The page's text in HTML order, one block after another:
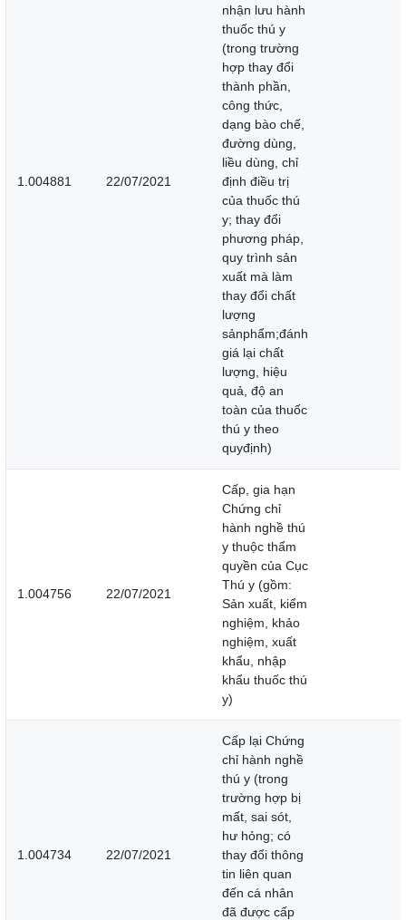
1.004881 22/07/2021
nhận lưu hành
thuốc thú y
(trong trường
hợp thay đổi
thành phần,
công thức,
dạng bào chế,
đường dùng,
liều dùng, chỉ
định điều trị
của thuốc thú
y; thay đổi
phương pháp,
quy trình sản
xuất mà làm
thay đổi chất
lượng
sảnphẩm;đánh
giá lại chất
lượng, hiệu
quả, độ an
toàn của thuốc
thú y theo
quyđịnh)
1.004756 22/07/2021
Cấp, gia hạn
Chứng chỉ
hành nghề thú
y thuộc thẩm
quyền của Cục
Thú y (gồm:
Sản xuất, kiểm
nghiệm, khảo
nghiệm, xuất
khẩu, nhập
khẩu thuốc thú
y)
1.004734 22/07/2021
Cấp lại Chứng
chỉ hành nghề
thú y (trong
trường hợp bị
mất, sai sót,
hư hỏng; có
thay đổi thông
tin liên quan
đến cá nhân
đã được cấp